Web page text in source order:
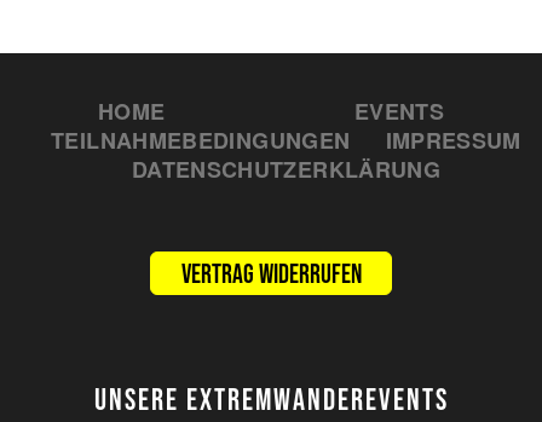
HOME
EVENTS
TEILNAHMEBEDINGUNGEN
IMPRESSUM
DATENSCHUTZERKLÄRUNG
Vertrag widerrufen
UNSERE EXTREMWANDEREVENTS